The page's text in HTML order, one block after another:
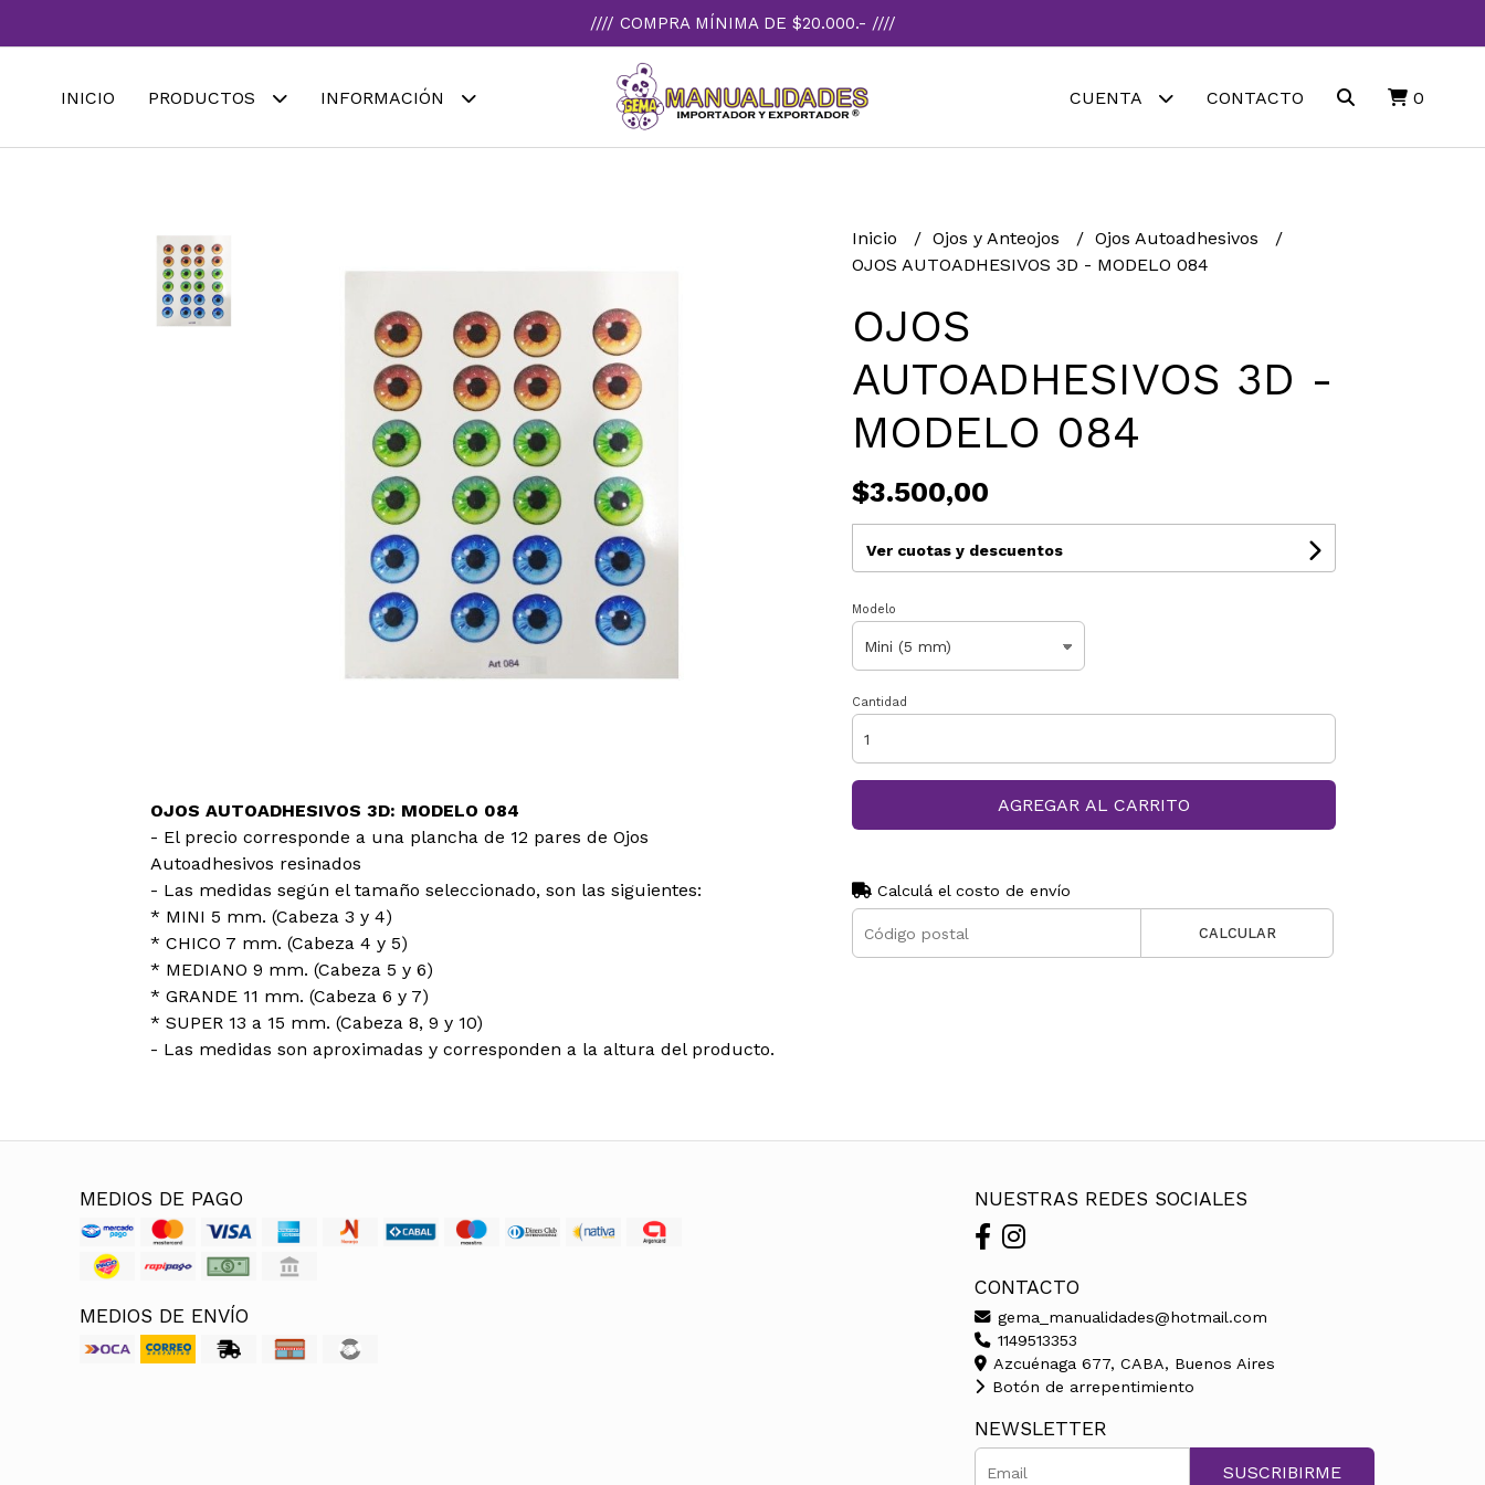
//// COMPRA MÍNIMA DE $20.000.- ////
INICIO PRODUCTOS INFORMACIÓN CUENTA CONTACTO 0
OJOS AUTOADHESIVOS 3D: MODELO 084
- El precio corresponde a una plancha de 12 pares de Ojos
Autoadhesivos resinados
- Las medidas según el tamaño seleccionado, son las siguientes:
* MINI 5 mm. (Cabeza 3 y 4)
* CHICO 7 mm. (Cabeza 4 y 5)
* MEDIANO 9 mm. (Cabeza 5 y 6)
* GRANDE 11 mm. (Cabeza 6 y 7)
* SUPER 13 a 15 mm. (Cabeza 8, 9 y 10)
- Las medidas son aproximadas y corresponden a la altura del producto.
Inicio Ojos y Anteojos
Ojos Autoadhesivos
OJOS AUTOADHESIVOS 3D - MODELO 084
OJOS
AUTOADHESIVOS 3D -
MODELO 084
$3.500,00
Ver cuotas y descuentos
Modelo
Cantidad
AGREGAR AL CARRITO
Calculá el costo de envío
CALCULAR
MEDIOS DE PAGO
MEDIOS DE ENVÍO
NUESTRAS REDES SOCIALES
CONTACTO
gema_manualidades@hotmail.com
1149513353
Azcuénaga 677, CABA, Buenos Aires
Botón de arrepentimiento
NEWSLETTER
SUSCRIBIRME